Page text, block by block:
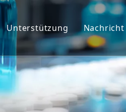
nichtmenschlicher Primaten
Tiermodelle
Gewebe und Ex-vivo-Modelle
Unterstützung
Service
Herunterladen
Nachricht